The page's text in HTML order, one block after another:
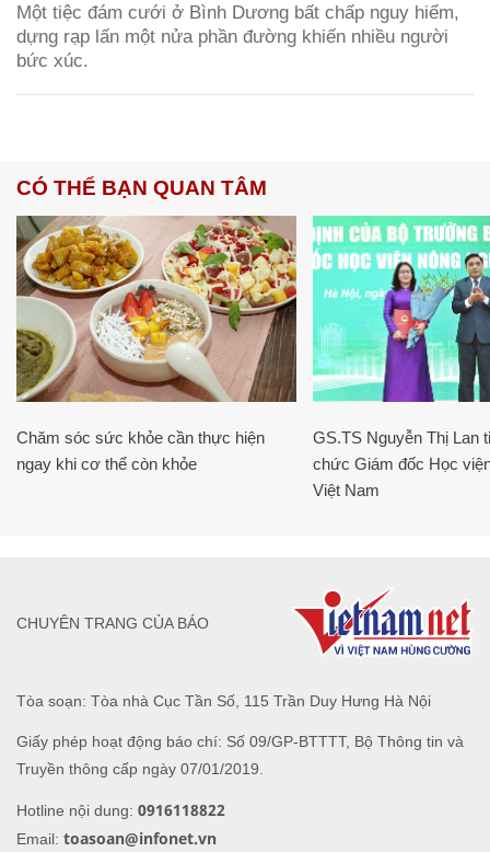
Một tiệc đám cưới ở Bình Dương bất chấp nguy hiểm,
dựng rạp lấn một nửa phần đường khiến nhiều người
bức xúc.
CÓ THỂ BẠN QUAN TÂM
Chăm sóc sức khỏe cần thực hiện
ngay khi cơ thể còn khỏe
GS.TS Nguyễn Thị Lan
chức Giám đốc Học
Việt Nam
Tòa soạn: Tòa nhà Cục Tần Số, 115 Trần Duy Hưng Hà Nội
Giấy phép hoạt động báo chí: Số 09/GP-BTTTT, Bộ Thông tin và
Truyền thông cấp ngày 07/01/2019.
Hotline nội dung: 0916118822
Email: toasoan@infonet.vn
CHUYÊN TRANG CỦA BÁO